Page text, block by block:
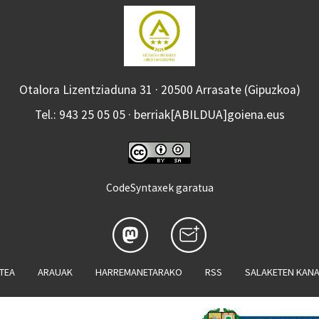
Otalora Lizentziaduna 31 · 20500 Arrasate (Gipuzkoa)
Tel.: 943 25 05 05 · berriak[ABILDUA]goiena.eus
CodeSyntaxek garatua
ARAUAK HARREMANETARAKO RSS SALAKETEN